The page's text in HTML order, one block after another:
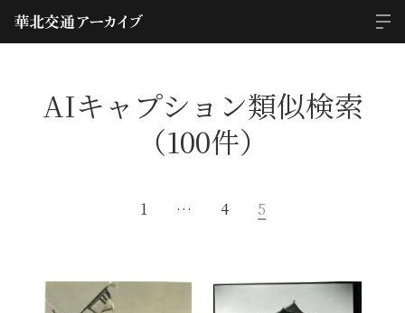
AIキャプション類似検索
（100件）
1 … 4 5